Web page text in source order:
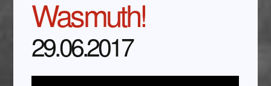
Wasmuth!
29.06.2017